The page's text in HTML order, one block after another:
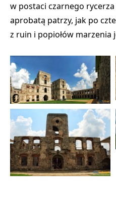
w postaci czarnego
aprobatą patrzy, jak po
z ruin i popiołów marzenia